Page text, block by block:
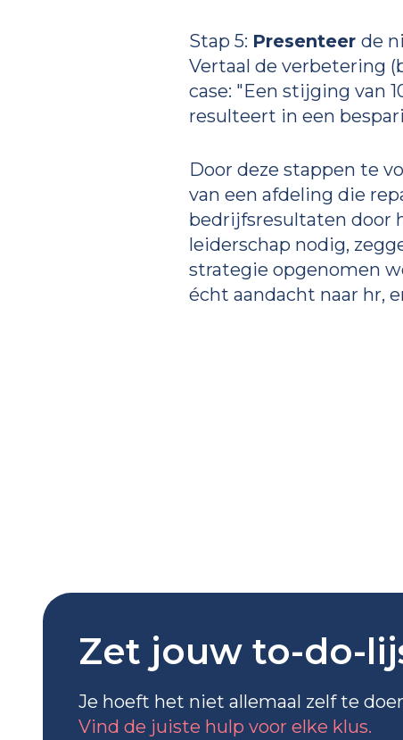
Stap 5: Presenteer de
Vertaal de verbetering
case: "Een stijging van
resulteert in een
Door deze stappen te
van een afdeling die
bedrijfsresultaten door
leiderschap nodig,
strategie opgenomen
écht aandacht naar hr,
Zet jouw to-do-
Je hoeft het niet allemaal zelf te
Vind de juiste hulp voor elke klus.